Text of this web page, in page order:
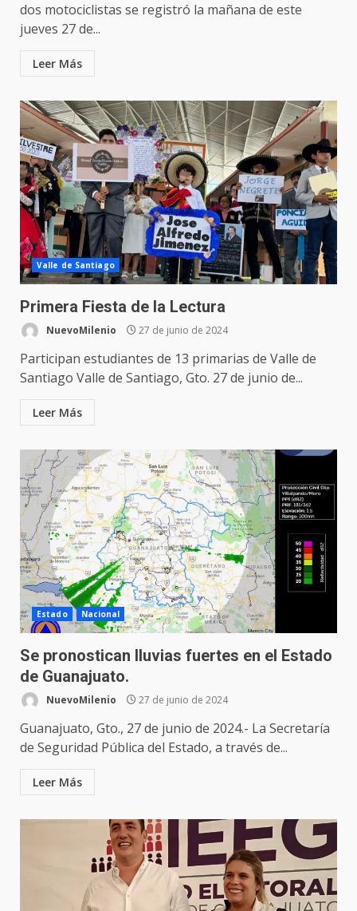
dos motociclistas se registró la mañana de este
jueves 27 de...
Leer Más
Valle de Santiago
Primera Fiesta de la Lectura
NuevoMilenio 27 de junio de 2024
Participan estudiantes de 13 primarias de Valle de
Santiago Valle de Santiago, Gto. 27 de junio de...
Leer Más
Estado Nacional
Se pronostican lluvias fuertes en el Estado
de Guanajuato.
NuevoMilenio 27 de junio de 2024
Guanajuato, Gto., 27 de junio de 2024.- La Secretaría
de Seguridad Pública del Estado, a través de...
Leer Más